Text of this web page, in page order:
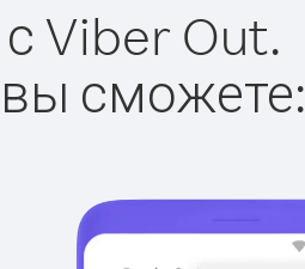
Viber Out.
сможете: